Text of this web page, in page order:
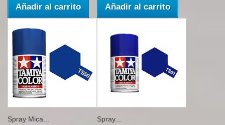
Añadir al carrito Añadir al carrito
Spray Mica... Spray...